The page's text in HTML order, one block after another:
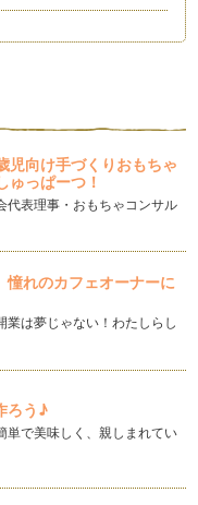
がハートのおかず！
降ると大変～と思いま
はプレゼントを入れる
たね。 この時期幼稚
児向け手づくりおもちゃ
ゅっぱーつ！
代表理事・おもちゃコンサル
憧れのカフェオーナーに
は夢じゃない！わたしらし
ろう♪
単で美味しく、親しまれてい